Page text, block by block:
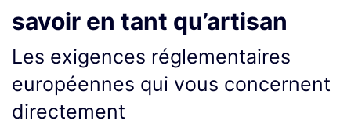
savoir en tant qu’artisan
Les exigences réglementaires
européennes qui vous concernent
directement